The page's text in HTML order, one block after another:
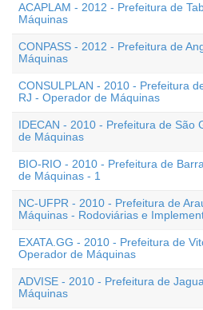
ACAPLAM - 2012 - Prefeitura de
Máquinas
CONPASS - 2012 - Prefeitura de
Máquinas
CONSULPLAN - 2010 - Prefeitura
RJ - Operador de Máquinas
IDECAN - 2010 - Prefeitura de São
de Máquinas
BIO-RIO - 2010 - Prefeitura de
de Máquinas - 1
NC-UFPR - 2010 - Prefeitura de
Máquinas - Rodoviárias e
EXATA.GG - 2010 - Prefeitura de
Operador de Máquinas
ADVISE - 2010 - Prefeitura de
Máquinas